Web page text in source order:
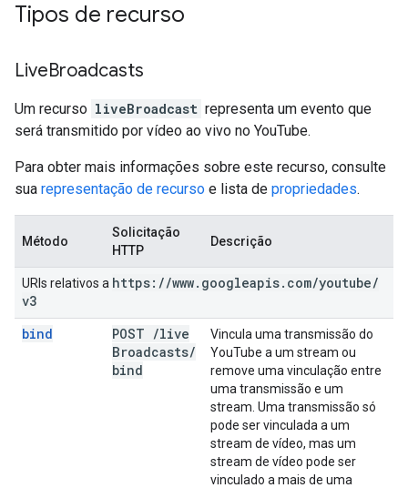
Tipos de recurso
LiveBroadcasts
Um recurso liveBroadcast representa um evento que
será transmitido por vídeo ao vivo no YouTube.
Para obter mais informações sobre este recurso, consulte
sua representação de recurso e lista de propriedades.
Método
Solicitação
HTTP
Descrição
URIs relativos a https: //www. googleapis. com/youtube/
v3
bind
POST /live
Broadcasts/
bind
Vincula uma transmissão do
YouTube a um stream ou
remove uma vinculação entre
uma transmissão e um
stream. Uma transmissão só
pode ser vinculada a um
stream de vídeo, mas um
stream de vídeo pode ser
vinculado a mais de uma